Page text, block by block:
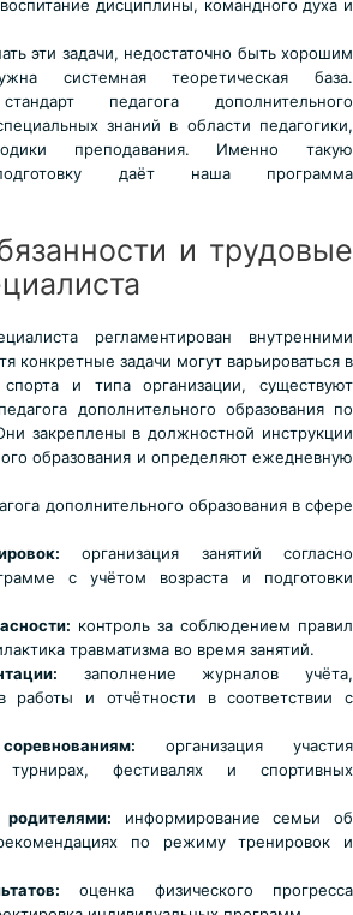
дисциплины, командного духа и
эти задачи, недостаточно быть хорошим
системная теоретическая база.
педагога дополнительного
знаний в области педагогики,
преподавания. Именно такую
даёт наша программа
и трудовые
регламентирован внутренними
конкретные задачи могут варьироваться в
и типа организации, существуют
дополнительного образования по
закреплены в должностной инструкции
образования и определяют ежедневную
дополнительного образования в сфере
организация занятий согласно
с учётом возраста и подготовки
контроль за соблюдением правил
травматизма во время занятий.
заполнение журналов учёта,
работы и отчётности в соответствии с
организация участия
турнирах, фестивалях и спортивных
информирование семьи об
по режиму тренировок и
оценка физического прогресса